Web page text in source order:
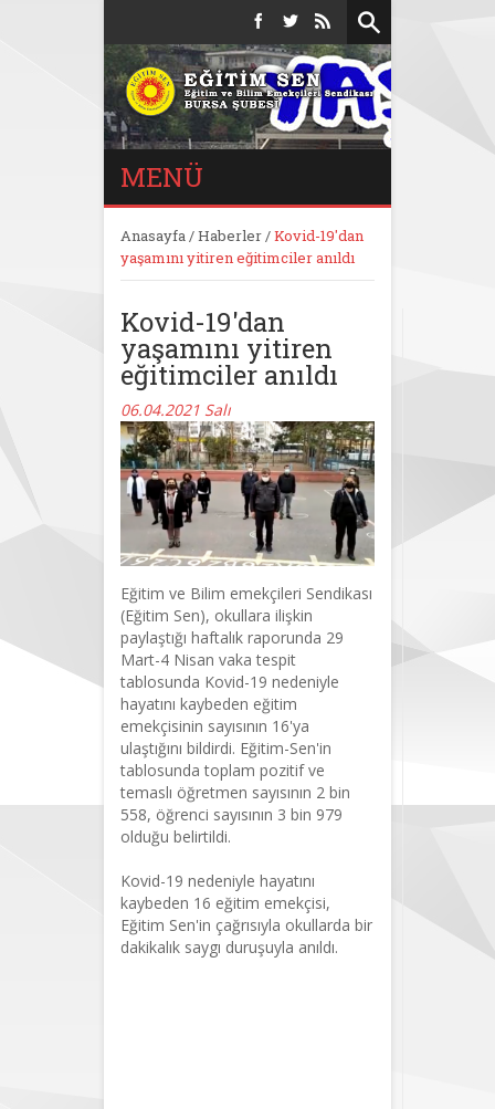
MENÜ
Anasayfa/Haberler/Kovid-19'dan
yaşamını yitiren eğitimciler anıldı
Kovid-19'dan
yaşamını yitiren
eğitimciler anıldı
06.04.2021 Salı
Eğitim ve Bilim emekçileri Sendikası
(Eğitim Sen), okullara ilişkin
paylaştığı haftalık raporunda 29
Mart-4 Nisan vaka tespit
tablosunda Kovid-19 nedeniyle
hayatını kaybeden eğitim
emekçisinin sayısının 16'ya
ulaştığını bildirdi. Eğitim-Sen'in
tablosunda toplam pozitif ve
temaslı öğretmen sayısının 2 bin
558, öğrenci sayısının 3 bin 979
olduğu belirtildi.
Kovid-19 nedeniyle hayatını
kaybeden 16 eğitim emekçisi,
Eğitim Sen'in çağrısıyla okullarda bir
dakikalık saygı duruşuyla anıldı.